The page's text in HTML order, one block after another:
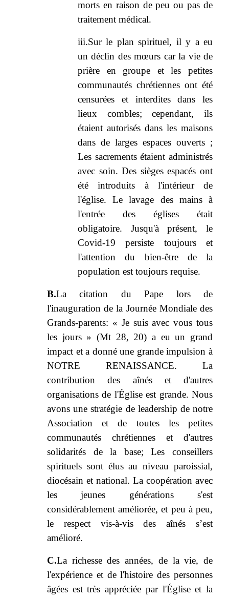
morts en raison de peu ou pas de
traitement médical.
iii.Sur le plan spirituel, il y a eu
un déclin des mœurs car la vie de
prière en groupe et les petites
communautés chrétiennes ont été
censurées et interdites dans les
lieux combles; cependant, ils
étaient autorisés dans les maisons
dans de larges espaces ouverts ;
Les sacrements étaient administrés
avec soin. Des sièges espacés ont
été introduits à l'intérieur de
l'église. Le lavage des mains à
l'entrée des églises était
obligatoire. Jusqu'à présent, le
Covid-19 persiste toujours et
l'attention du bien-être de la
population est toujours requise.
B.La citation du Pape lors de
l'inauguration de la Journée Mondiale des
Grands-parents: « Je suis avec vous tous
les jours » (Mt 28, 20) a eu un grand
impact et a donné une grande impulsion à
NOTRE RENAISSANCE. La
contribution des aînés et d'autres
organisations de l'Église est grande. Nous
avons une stratégie de leadership de notre
Association et de toutes les petites
communautés chrétiennes et d'autres
solidarités de la base; Les conseillers
spirituels sont élus au niveau paroissial,
diocésain et national. La coopération avec
les jeunes générations s'est
considérablement améliorée, et peu à peu,
le respect vis-à-vis des aînés s’est
amélioré.
C.La richesse des années, de la vie, de
l'expérience et de l'histoire des personnes
âgées est très appréciée par l'Église et la